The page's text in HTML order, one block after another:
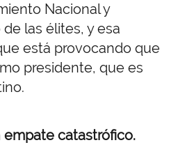
Nacional y
las élites, y esa
está provocando que
presidente, que es
empate catastrófico.